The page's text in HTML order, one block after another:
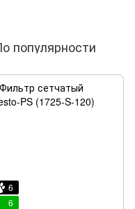
популярности
6
6